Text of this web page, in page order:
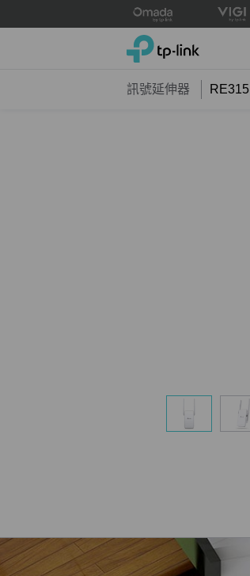
to
TP-Link, Reliably Smart
訊號延伸器 RE315